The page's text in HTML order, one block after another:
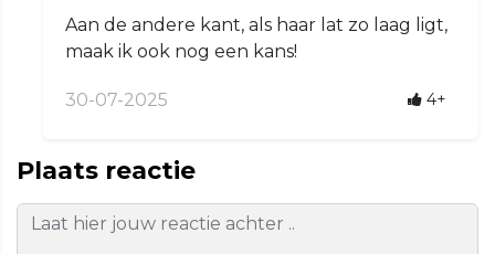
Aan de andere kant, als haar lat zo laag ligt,
maak ik ook nog een kans!
30-07-2025 4+
Plaats reactie